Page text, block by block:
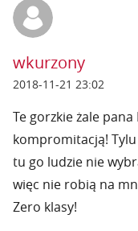
wkurzony
2018-11-21 23:02
Te gorzkie żale
kompromitacją! Tylu
tu go ludzie nie
więc nie robią na
Zero klasy!